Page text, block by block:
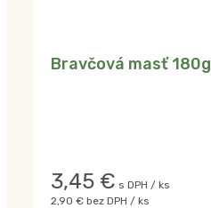
Bravčová masť
3,45 € s DPH / ks
2,90 € bez DPH / ks